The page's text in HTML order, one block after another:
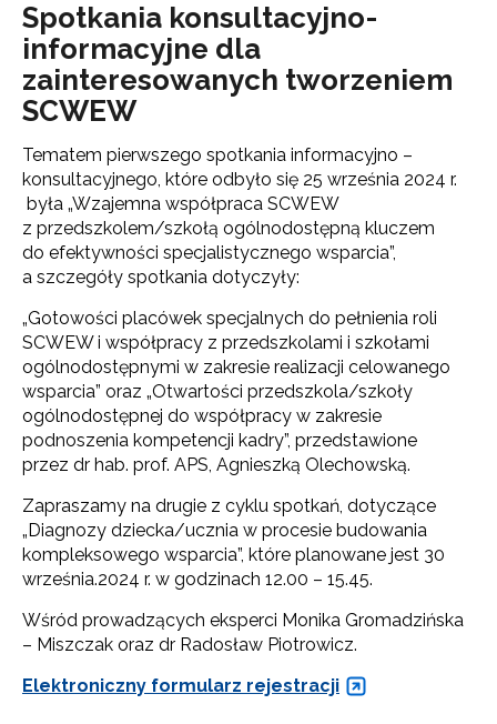
Spotkania konsultacyjno-
informacyjne dla
zainteresowanych tworzeniem
SCWEW
Tematem pierwszego spotkania informacyjno –
konsultacyjnego, które odbyło się 25 września 2024 r.
była „Wzajemna współpraca SCWEW
z przedszkolem/szkołą ogólnodostępną kluczem
do efektywności specjalistycznego wsparcia”,
a szczegóły spotkania dotyczyły:
„Gotowości placówek specjalnych do pełnienia roli
SCWEW i współpracy z przedszkolami i szkołami
ogólnodostępnymi w zakresie realizacji celowanego
wsparcia” oraz „Otwartości przedszkola/szkoły
ogólnodostępnej do współpracy w zakresie
podnoszenia kompetencji kadry”, przedstawione
przez dr hab. prof. APS, Agnieszką Olechowską.
Zapraszamy na drugie z cyklu spotkań, dotyczące
„Diagnozy dziecka/ucznia w procesie budowania
kompleksowego wsparcia”, które planowane jest 30
września.2024 r. w godzinach 12.00 – 15.45.
Wśród prowadzących eksperci Monika Gromadzińska
– Miszczak oraz dr Radosław Piotrowicz.
Elektroniczny formularz rejestracji